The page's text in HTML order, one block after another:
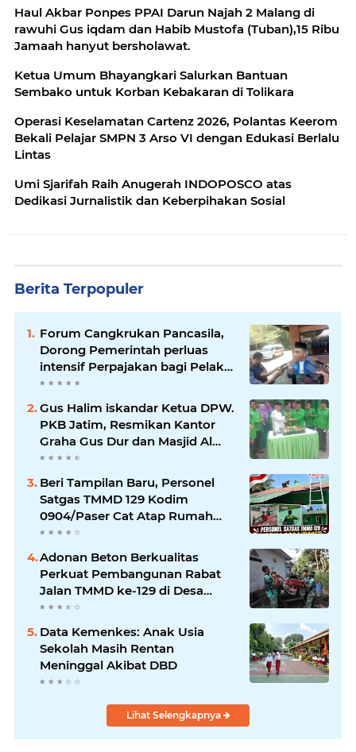
Haul Akbar Ponpes PPAI Darun Najah 2 Malang di
rawuhi Gus iqdam dan Habib Mustofa (Tuban),15 Ribu
Jamaah hanyut bersholawat.
Ketua Umum Bhayangkari Salurkan Bantuan
Sembako untuk Korban Kebakaran di Tolikara
Operasi Keselamatan Cartenz 2026, Polantas Keerom
Bekali Pelajar SMPN 3 Arso VI dengan Edukasi Berlalu
Lintas
Umi Sjarifah Raih Anugerah INDOPOSCO atas
Dedikasi Jurnalistik dan Keberpihakan Sosial
Berita Terpopuler
Forum Cangkrukan Pancasila,
Dorong Pemerintah perluas
intensif Perpajakan bagi Pelaku
Usaha UMKM.
Gus Halim iskandar Ketua DPW.
PKB Jatim, Resmikan Kantor
Graha Gus Dur dan Masjid Al
Iskandariyah, dorong Jadi Pusat
Umat.
Beri Tampilan Baru, Personel
Satgas TMMD 129 Kodim
0904/Paser Cat Atap Rumah
Marbot
Adonan Beton Berkualitas
Perkuat Pembangunan Rabat
Jalan TMMD ke-129 di Desa
Ledoktempuro
Data Kemenkes: Anak Usia
Sekolah Masih Rentan
Meninggal Akibat DBD
Lihat Selengkapnya